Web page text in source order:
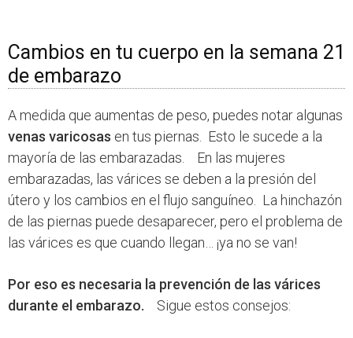
Cambios en tu cuerpo en la semana 21
de embarazo
A medida que aumentas de peso, puedes notar algunas
venas varicosas en tus piernas. Esto le sucede a la
mayoría de las embarazadas. En las mujeres
embarazadas, las várices se deben a la presión del
útero y los cambios en el flujo sanguíneo. La hinchazón
de las piernas puede desaparecer, pero el problema de
las várices es que cuando llegan… ¡ya no se van!
Por eso es necesaria la prevención de las várices
durante el embarazo. Sigue estos consejos: